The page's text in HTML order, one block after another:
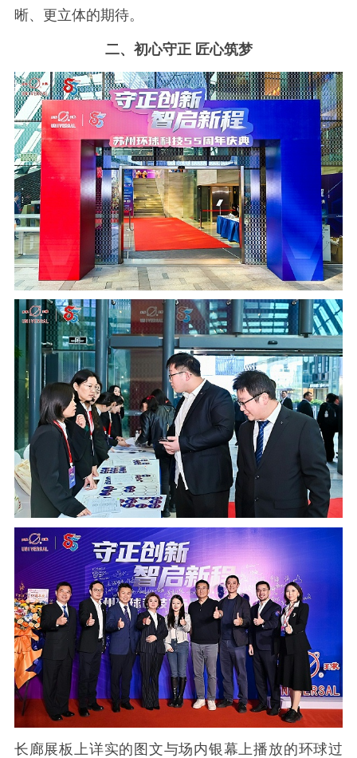
晰、更立体的期待。
二、初心守正 匠心筑梦
长廊展板上详实的图文与场内银幕上播放的环球过